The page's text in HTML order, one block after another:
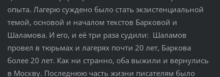
опыта. Лагерю суждено было стать экзистенциальной
темой, основой и началом текстов Барковой и
Шаламова. И его, и её три раза судили: Шаламов
провел в тюрьмах и лагерях почти 20 лет, Баркова
более 20 лет. Как ни странно, оба выжили и вернулись
в Москву. Последнюю часть жизни писателям было